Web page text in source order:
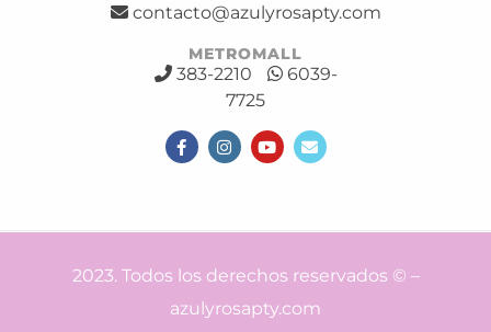
contacto@azulyrosapty.com
METROMALL
383-2210
6039-
7725
2023. Todos los derechos reservados © –
azulyrosapty.com